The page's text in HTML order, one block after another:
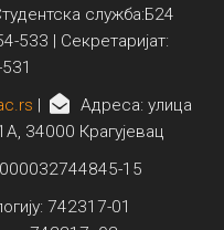
служба:Б24
533 | Секретаријат:
|
Адреса: улица
34000 Крагујевац
15
742317-01